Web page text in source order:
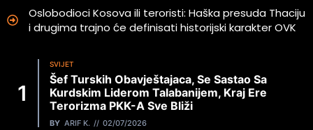
Oslobodioci Kosova ili teroristi: Haška presuda Thaciju
i drugima trajno će definisati historijski karakter OVK
SVIJET
Šef Turskih Obavještajaca, Se Sastao Sa
Kurdskim Liderom Talabanijem, Kraj Ere
Terorizma PKK-A Sve Bliži
BY ARIF K. 02/07/2026